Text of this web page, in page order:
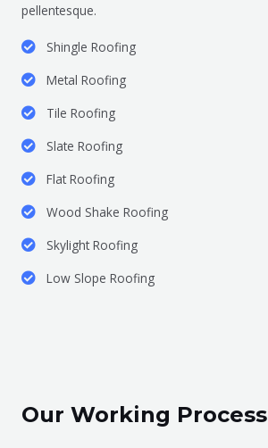
pellentesque.
Shingle Roofing
Metal Roofing
Tile Roofing
Slate Roofing
Flat Roofing
Wood Shake Roofing
Skylight Roofing
Low Slope Roofing
Our Working Process